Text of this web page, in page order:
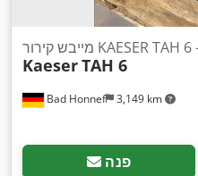
Bad Honnef 3,149 km
KaeserTAH 6
פנה